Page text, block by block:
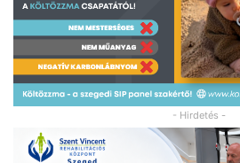
- Hirdetés -